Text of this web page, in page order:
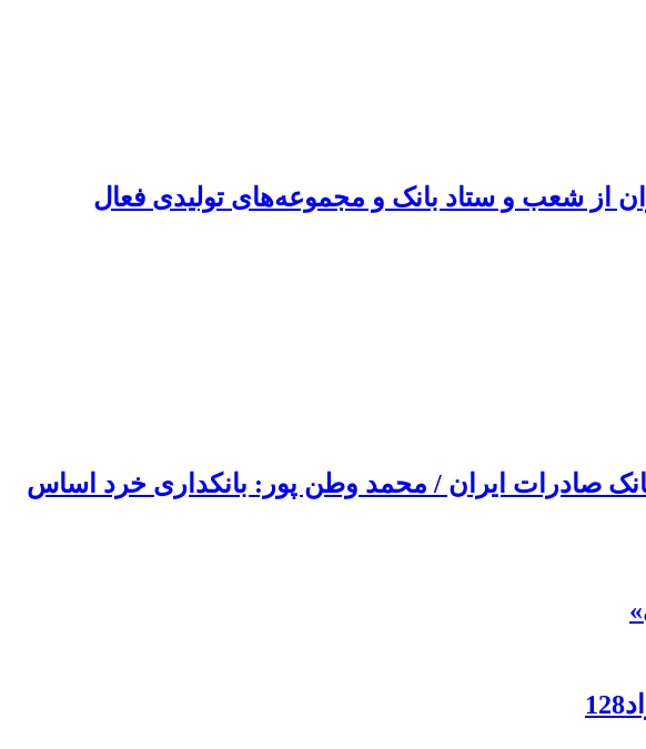
از شعب و ستاد بانک و مجموعه‌های تولیدی فعال
بانک صادرات ایران / محمد وطن پور: بانکداری خرد اساس